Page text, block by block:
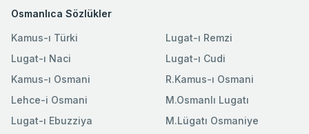
Osmanlıca Sözlükler
Kamus-ı Türki
Lugat-ı Naci
Kamus-ı Osmani
Lehce-i Osmani
Lugat-ı Ebuzziya
Lugat-ı Remzi
Lugat-ı Cudi
R.Kamus-ı Osmani
M.Osmanlı Lugatı
M.Lügatı Osmaniye